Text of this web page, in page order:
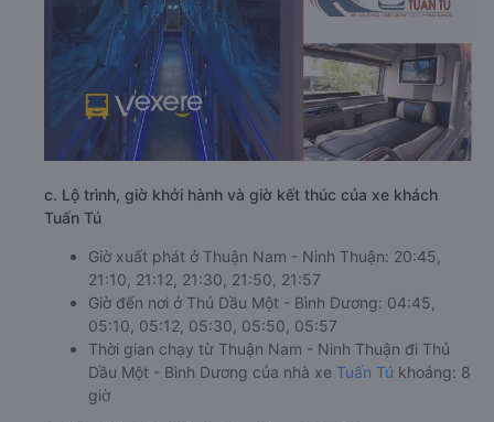
c. Lộ trình, giờ khởi hành và giờ kết thúc của xe khách
Tuấn Tú
Giờ xuất phát ở Thuận Nam - Ninh Thuận: 20:45,
21:10, 21:12, 21:30, 21:50, 21:57
Giờ đến nơi ở Thủ Dầu Một - Bình Dương: 04:45,
05:10, 05:12, 05:30, 05:50, 05:57
Thời gian chạy từ Thuận Nam - Ninh Thuận đi Thủ
Dầu Một - Bình Dương của nhà xe Tuấn Tú khoảng: 8
giờ